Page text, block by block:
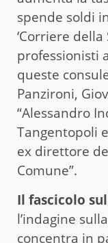
spende soldi
‘Corriere
professionisti
queste
Panzironi,
“Alessandro
Tangentopoli e
ex direttore
Comune”.
Il fascicolo
l’indagine
concentra in